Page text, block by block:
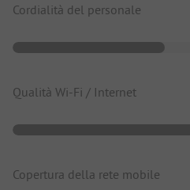
Cordialità del personale
Qualità Wi-Fi / Internet
Copertura della rete mobile